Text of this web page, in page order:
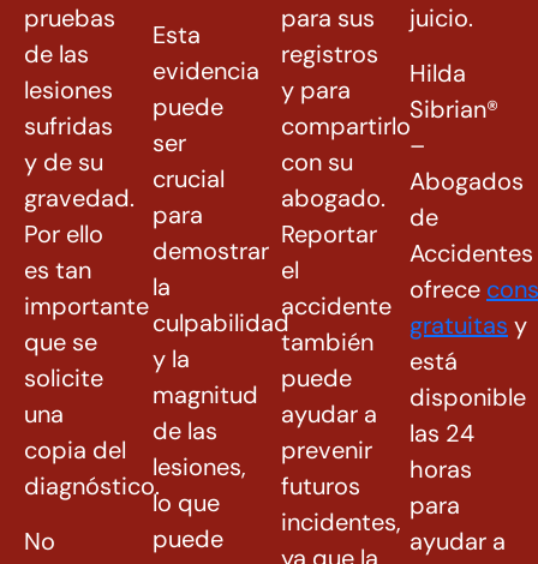
pruebas
de las
lesiones
sufridas
y de su
gravedad.
Por ello
es tan
importante
que se
solicite
una
copia del
diagnóstico.
No
Esta
evidencia
puede
ser
crucial
para
demostrar
la
culpabilidad
y la
magnitud
de las
lesiones,
lo que
puede
para sus
registros
y para
compartirlo
con su
abogado.
Reportar
el
accidente
también
puede
ayudar a
prevenir
futuros
incidentes,
juicio.
Hilda
Sibrian®
–
Abogados
de
Accidentes
ofrece
gratuitas y
está
disponible
las 24
horas
para
ayudar a